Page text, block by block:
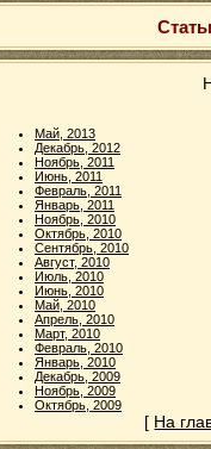
Май, 2013
Декабрь, 2012
Ноябрь, 2011
Июнь, 2011
Февраль, 2011
Январь, 2011
Ноябрь, 2010
Октябрь, 2010
Сентябрь, 2010
Август, 2010
Июль, 2010
Июнь, 2010
Май, 2010
Апрель, 2010
Март, 2010
Февраль, 2010
Январь, 2010
Декабрь, 2009
Ноябрь, 2009
Октябрь, 2009
[ На